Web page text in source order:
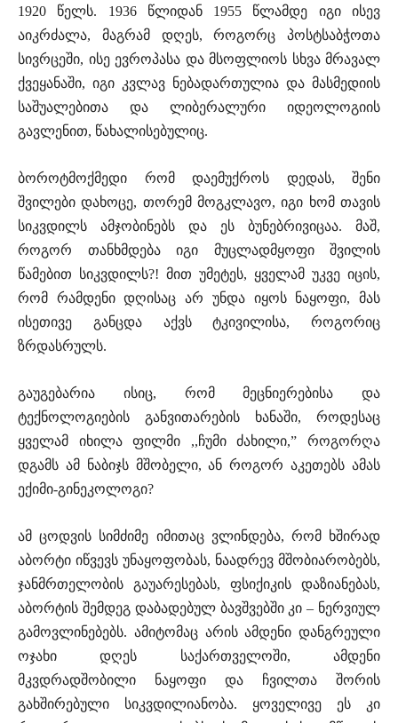
1920 წელს. 1936 წლიდან 1955 წლამდე იგი ისევ
აიკრძალა, მაგრამ დღეს, როგორც პოსტსაბჭოთა
სივრცეში, ისე ევროპასა და მსოფლიოს სხვა მრავალ
ქვეყანაში, იგი კვლავ ნებადართულია და მასმედიის
საშუალებითა და ლიბერალური იდეოლოგიის
გავლენით, წახალისებულიც.
ბოროტმოქმედი რომ დაემუქროს დედას, შენი
შვილები დახოცე, თორემ მოგკლავო, იგი ხომ თავის
სიკვდილს ამჯობინებს და ეს ბუნებრივიცაა. მაშ,
როგორ თანხმდება იგი მუცლადმყოფი შვილის
წამებით სიკვდილს?! მით უმეტეს, ყველამ უკვე იცის,
რომ რამდენი დღისაც არ უნდა იყოს ნაყოფი, მას
ისეთივე განცდა აქვს ტკივილისა, როგორიც
ზრდასრულს.
გაუგებარია ისიც, რომ მეცნიერებისა და
ტექნოლოგიების განვითარების ხანაში, როდესაც
ყველამ იხილა ფილმი ,,ჩუმი ძახილი,” როგორღა
დგამს ამ ნაბიჯს მშობელი, ან როგორ აკეთებს ამას
ექიმი-გინეკოლოგი?
ამ ცოდვის სიმძიმე იმითაც ვლინდება, რომ ხშირად
აბორტი იწვევს უნაყოფობას, ნაადრევ მშობიარობებს,
ჯანმრთელობის გაუარესებას, ფსიქიკის დაზიანებას,
აბორტის შემდეგ დაბადებულ ბავშვებში კი – ნერვიულ
გამოვლინებებს. ამიტომაც არის ამდენი დანგრეული
ოჯახი დღეს საქართველოში, ამდენი
მკვდრადშობილი ნაყოფი და ჩვილთა შორის
გახშირებული სიკვდილიანობა. ყოველივე ეს კი